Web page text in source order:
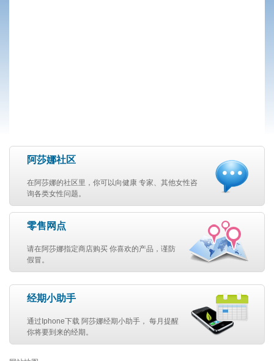
阿莎娜社区
在阿莎娜的社区里，你可以向健康 专家、其他女性咨
询各类女性问题。
零售网点
请在阿莎娜指定商店购买 你喜欢的产品，谨防
假冒。
经期小助手
通过Iphone下载 阿莎娜经期小助手， 每月提醒
你将要到来的经期。